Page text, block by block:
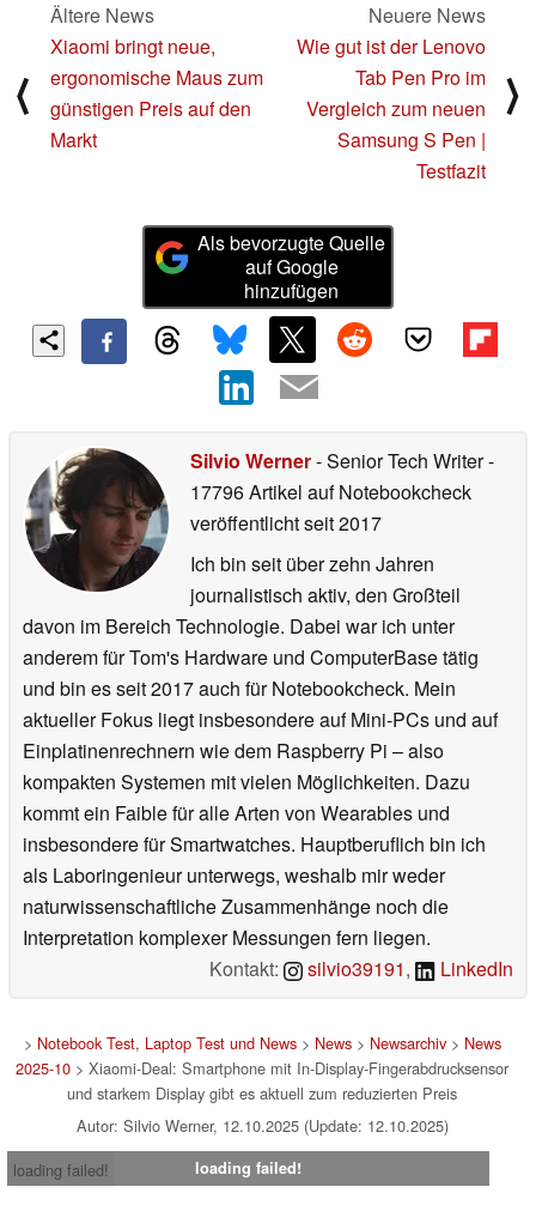
⟨
Ältere News
Xiaomi bringt neue,
ergonomische Maus zum
günstigen Preis auf den
Markt
Neuere News
Wie gut ist der Lenovo
Tab Pen Pro im
Vergleich zum neuen
Samsung S Pen |
Testfazit
⟩
Als bevorzugte Quelle
auf Google
hinzufügen
Silvio Werner- Senior Tech Writer-
17796 Artikel auf Notebookcheck
veröffentlichtseit 2017
Ich bin seit über zehn Jahren
journalistisch aktiv, den Großteil
davon im Bereich Technologie. Dabei war ich unter
anderem für Tom's Hardware und ComputerBase tätig
und bin es seit 2017 auch für Notebookcheck. Mein
aktueller Fokus liegt insbesondere auf Mini-PCs und auf
Einplatinenrechnern wie dem Raspberry Pi – also
kompakten Systemen mit vielen Möglichkeiten. Dazu
kommt ein Faible für alle Arten von Wearables und
insbesondere für Smartwatches. Hauptberuflich bin ich
als Laboringenieur unterwegs, weshalb mir weder
naturwissenschaftliche Zusammenhänge noch die
Interpretation komplexer Messungen fern liegen.
Kontakt:
silvio39191, LinkedIn
> Notebook Test, Laptop Test und News> News> Newsarchiv> News
2025-10 > Xiaomi-Deal: Smartphone mit In-Display-Fingerabdrucksensor
und starkem Display gibt es aktuell zum reduzierten Preis
Autor: Silvio Werner, 12.10.2025 (Update: 12.10.2025)
loading failed!
loading failed!